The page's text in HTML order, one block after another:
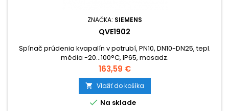
ZNAČKA: SIEMENS
QVE1902
Spínač prúdenia kvapalín v potrubí, PN10, DN10-DN25, tepl.
média -20...100°C, IP65, mosadz.
Cena
163,59 €
 Vložiť do košíka
 Na sklade